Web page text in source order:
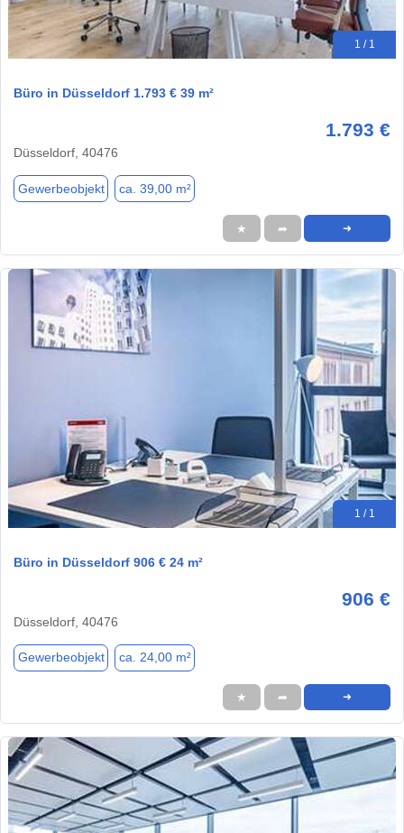
1 / 1
Büro in Düsseldorf 1.793 € 39 m²
1.793 €
Düsseldorf, 40476
Gewerbeobjekt ca. 39,00 m²
★ ➦ ➜
1 / 1
Büro in Düsseldorf 906 € 24 m²
906 €
Düsseldorf, 40476
Gewerbeobjekt ca. 24,00 m²
★ ➦ ➜